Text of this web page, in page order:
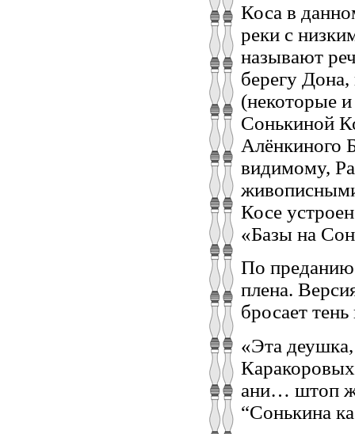
Коса в
реки с
называют
берегу
(некоторые
Сонькиной
Алёнкиного
видимому,
Косе
«Базы на
По преданию
плена.
бросает
«Эта
ани… штоп
“Сонькина